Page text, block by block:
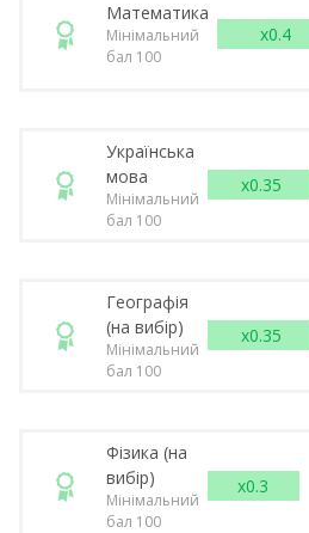
Математика
Мінімальний
бал 100
x0.4
Українська
мова
Мінімальний
бал 100
x0.35
Географія
(на вибір)
Мінімальний
бал 100
x0.35
Фізика (на
вибір)
Мінімальний
бал 100
x0.3